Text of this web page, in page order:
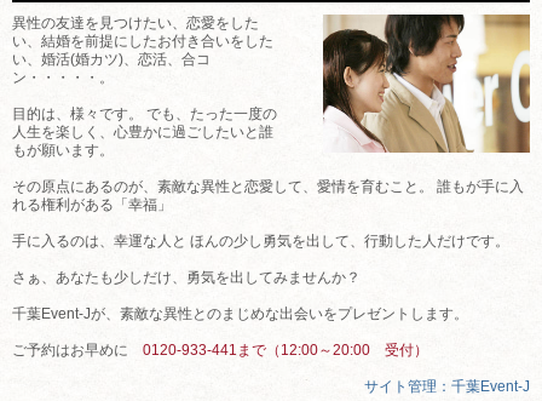
異性の友達を見つけたい、恋愛をした
い、結婚を前提にしたお付き合いをした
い、婚活(婚カツ)、恋活、合コ
ン・・・・・。
目的は、様々です。 でも、たった一度の
人生を楽しく、心豊かに過ごしたいと誰
もが願います。
その原点にあるのが、素敵な異性と恋愛して、愛情を育むこと。 誰もが手に入
れる権利がある「幸福」
手に入るのは、幸運な人と ほんの少し勇気を出して、行動した人だけです。
さぁ、あなたも少しだけ、勇気を出してみませんか？
千葉Event-Jが、素敵な異性とのまじめな出会いをプレゼントします。
ご予約はお早めに 0120-933-441まで（12:00～20:00 受付）
サイト管理：千葉Event-J